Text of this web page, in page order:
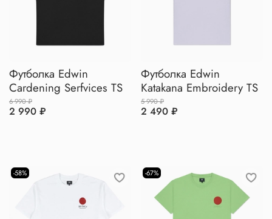
Футболка Edwin
Cardening Serfvices TS
6 990 ₽
2 990 ₽
Футболка Edwin
Katakana Embroidery TS
5 990 ₽
2 490 ₽
-58% -67%